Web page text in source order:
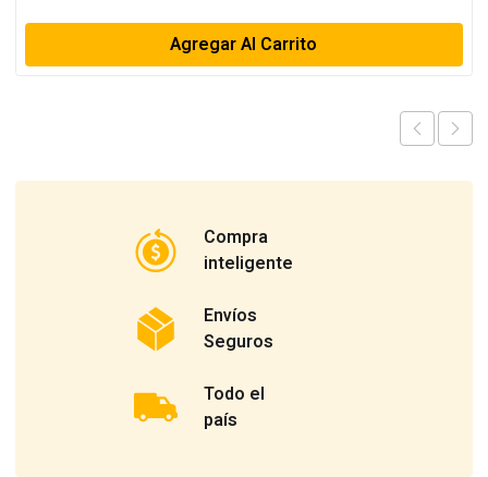
Agregar Al Carrito
Compra
inteligente
Envíos
Seguros
Todo el
país